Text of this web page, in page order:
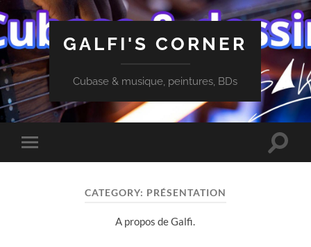
GALFI'S CORNER
Cubase & musique, peintures, BDs
Toggle
mobile
Toggle
CATEGORY: PRÉSENTATION
A propos de Galfi.